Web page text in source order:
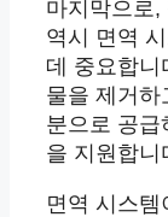
마지막으로,
역시 면역
데 중요합니
물을 제거하
분으로 공급
을 지원합니
면역 시스